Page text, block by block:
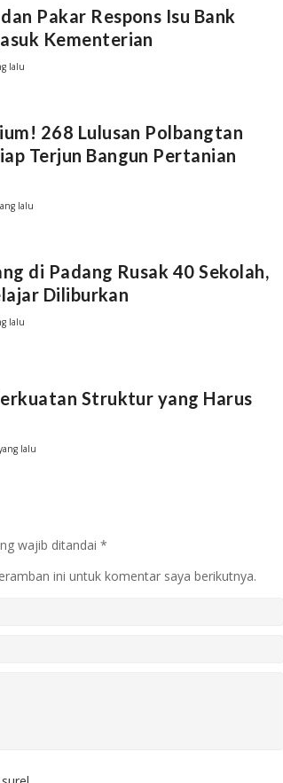
Pakar Respons Isu Bank
Kementerian
lalu
268 Lulusan Polbangtan
Terjun Bangun Pertanian
lalu
di Padang Rusak 40 Sekolah,
Diliburkan
lalu
Struktur yang Harus
lalu
wajib ditandai *
ini untuk komentar saya berikutnya.